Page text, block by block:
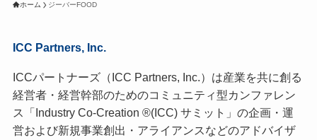
ホーム ジーバーFOOD
ICC Partners, Inc.
ICCパートナーズ（ICC Partners, Inc.）は産業を共に創る
経営者・経営幹部のためのコミュニティ型カンファレン
ス「Industry Co-Creation ®(ICC) サミット」の企画・運
営および新規事業創出・アライアンスなどのアドバイザ